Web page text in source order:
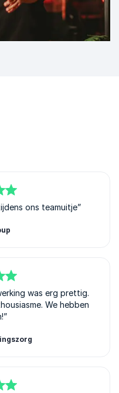
ons teamuitje”
was erg prettig.
We hebben